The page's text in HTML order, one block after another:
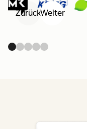
ZurückWeiter